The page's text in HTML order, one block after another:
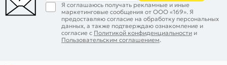
Я соглашаюсь получать рекламные и иные
маркетинговые сообщения от ООО «169». Я
предоставляю согласие на обработку персональных
данных, а также подтверждаю ознакомление и
согласие с Политикой конфиденциальности и
Пользовательским соглашением.